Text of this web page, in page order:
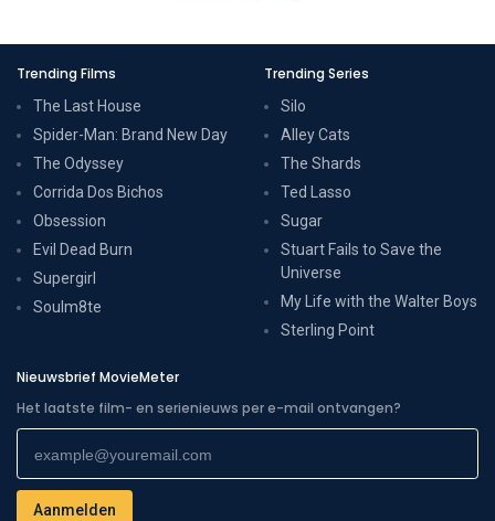
Trending Films
The Last House
Spider-Man: Brand New Day
The Odyssey
Corrida Dos Bichos
Obsession
Evil Dead Burn
Supergirl
Soulm8te
Trending Series
Silo
Alley Cats
The Shards
Ted Lasso
Sugar
Stuart Fails to Save the
Universe
My Life with the Walter Boys
Sterling Point
Nieuwsbrief MovieMeter
Het laatste film- en serienieuws per e-mail ontvangen?